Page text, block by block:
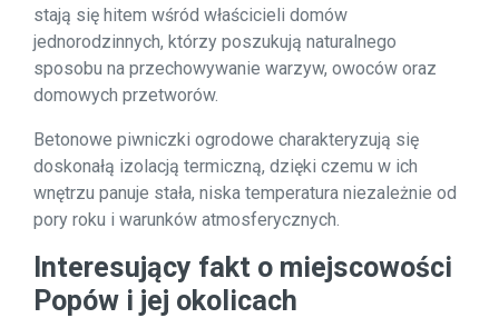
stają się hitem wśród właścicieli domów
jednorodzinnych, którzy poszukują naturalnego
sposobu na przechowywanie warzyw, owoców oraz
domowych przetworów.
Betonowe piwniczki ogrodowe charakteryzują się
doskonałą izolacją termiczną, dzięki czemu w ich
wnętrzu panuje stała, niska temperatura niezależnie od
pory roku i warunków atmosferycznych.
Interesujący fakt o miejscowości
Popów i jej okolicach